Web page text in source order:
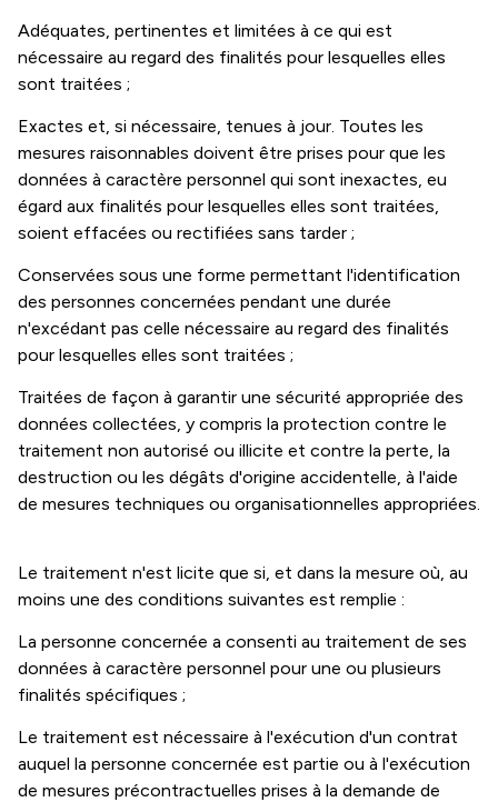
Adéquates, pertinentes et limitées à ce qui est
nécessaire au regard des finalités pour lesquelles elles
sont traitées ;
Exactes et, si nécessaire, tenues à jour. Toutes les
mesures raisonnables doivent être prises pour que les
données à caractère personnel qui sont inexactes, eu
égard aux finalités pour lesquelles elles sont traitées,
soient effacées ou rectifiées sans tarder ;
Conservées sous une forme permettant l'identification
des personnes concernées pendant une durée
n'excédant pas celle nécessaire au regard des finalités
pour lesquelles elles sont traitées ;
Traitées de façon à garantir une sécurité appropriée des
données collectées, y compris la protection contre le
traitement non autorisé ou illicite et contre la perte, la
destruction ou les dégâts d'origine accidentelle, à l'aide
de mesures techniques ou organisationnelles appropriées.
Le traitement n'est licite que si, et dans la mesure où, au
moins une des conditions suivantes est remplie :
La personne concernée a consenti au traitement de ses
données à caractère personnel pour une ou plusieurs
finalités spécifiques ;
Le traitement est nécessaire à l'exécution d'un contrat
auquel la personne concernée est partie ou à l'exécution
de mesures précontractuelles prises à la demande de